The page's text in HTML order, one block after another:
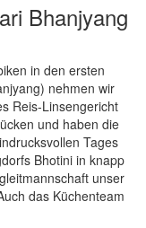
Bhanjyang
in den ersten
nehmen wir
Reis-Linsengericht
und haben die
Tages
Bhotini in knapp
unser
das Küchenteam